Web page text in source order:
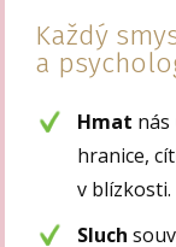
Každý
a
Hmat
hranice,
v blízkosti.
Sluch